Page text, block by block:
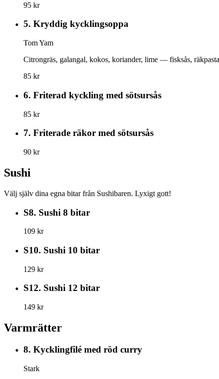
95 kr
5. Kryddig kycklingsoppa
Tom Yam
Citrongräs, galangal, kokos, koriander, lime — fisksås, räkpasta
85 kr
6. Friterad kyckling med sötsursås
85 kr
7. Friterade räkor med sötsursås
90 kr
Sushi
Välj själv dina egna bitar från Sushibaren. Lyxigt gott!
S8. Sushi 8 bitar
109 kr
S10. Sushi 10 bitar
129 kr
S12. Sushi 12 bitar
149 kr
Varmrätter
8. Kycklingfilé med röd curry
Stark